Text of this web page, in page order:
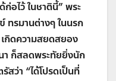
อไว้ ในชาตินี้”พระ
ทรมานต่างๆ ในนรก
เกิดความสยดสยอง
า ก็สลดพระทัยยิ่งนัก
สว่า “ได้โปรดเป็นที่